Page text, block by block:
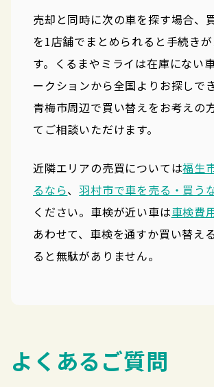
売却と同時に次の車を探す場合、
を1店舗でまとめられると手続き
す。くるまやミライは在庫にない
ークションから全国よりお探しで
青梅市周辺で買い替えをお考えの
てご相談いただけます。
近隣エリアの売買については福生
るなら、羽村市で車を売る・買う
ください。車検が近い車は車検費
あわせて、車検を通すか買い替え
ると無駄がありません。
よくあるご質問